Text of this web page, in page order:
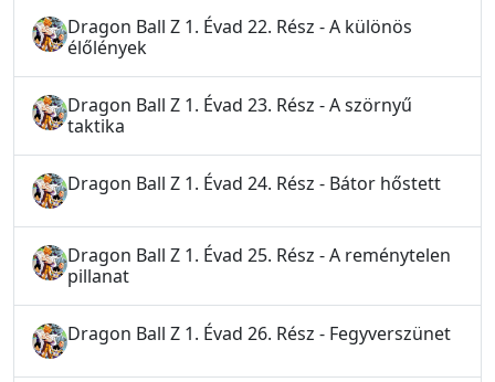
Dragon Ball Z 1. Évad 22. Rész - A különös
élőlények
Dragon Ball Z 1. Évad 23. Rész - A szörnyű
taktika
Dragon Ball Z 1. Évad 24. Rész - Bátor hőstett
Dragon Ball Z 1. Évad 25. Rész - A reménytelen
pillanat
Dragon Ball Z 1. Évad 26. Rész - Fegyverszünet